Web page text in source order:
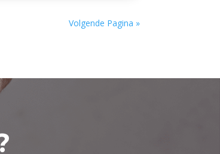
Volgende Pagina »